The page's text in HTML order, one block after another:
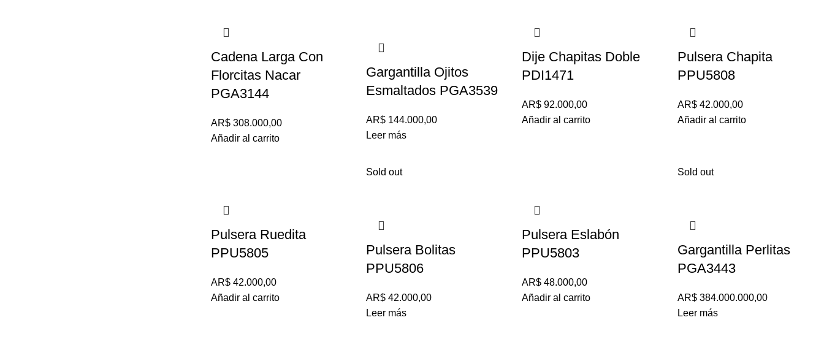
Cadena Larga Con
Florcitas Nacar
PGA3144
AR$308.000,00
Añadir al carrito
Gargantilla Ojitos
Esmaltados PGA3539
AR$ 144.000,00
Leer más
Dije Chapitas Doble
PDI1471
AR$ 92.000,00
Añadir al carrito
Pulsera Chapita
PPU5808
AR$ 42.000,00
Añadir al carrito
Pulsera Ruedita
PPU5805
AR$42.000,00
Añadir al carrito
Sold out
Pulsera Bolitas
PPU5806
AR$ 42.000,00
Leer más
Pulsera Eslabón
PPU5803
AR$ 48.000,00
Añadir al carrito
Sold out
Gargantilla Perlitas
PGA3443
AR$ 384.000.000,00
Leer más